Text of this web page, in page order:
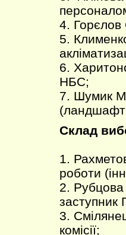
4. Горєлов
5.
6.
НБС;
7. Шумик
Склад
1.
роботи
2. Рубцова
заступник
3.
комісії;